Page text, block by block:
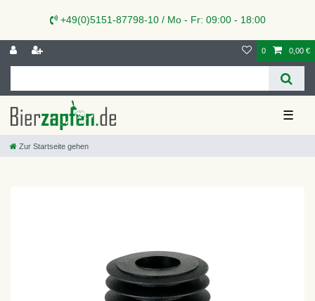
+49(0)5151-87798-10 / Mo - Fr: 09:00 - 18:00
0 0,00 €
☰
Zur Startseite gehen